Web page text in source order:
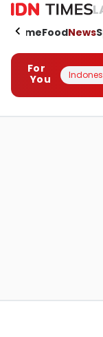
HomeFoodNews
For
You